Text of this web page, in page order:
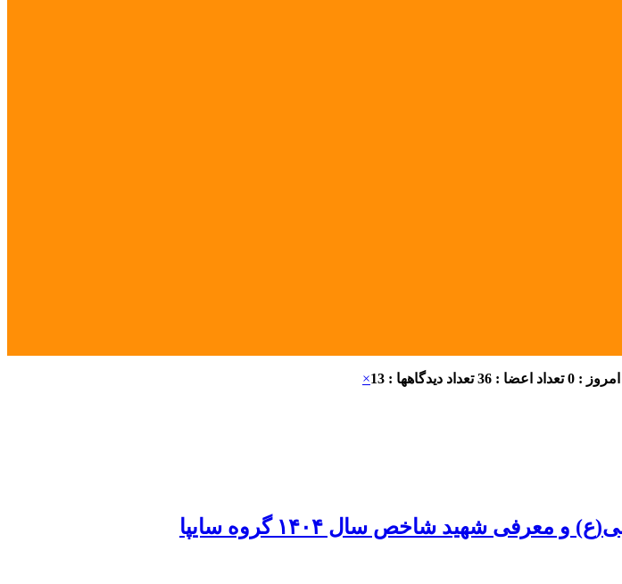
: 0 تعداد اعضا : 36 تعداد دیدگاهها : 13 ×